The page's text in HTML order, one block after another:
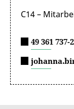
C14 –
49 361 737-